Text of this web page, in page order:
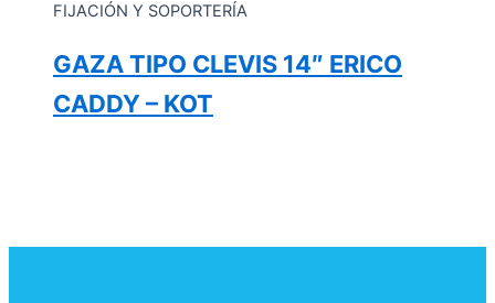
FIJACIÓN Y SOPORTERÍA
GAZA TIPO CLEVIS 14″ ERICO
CADDY – KOT